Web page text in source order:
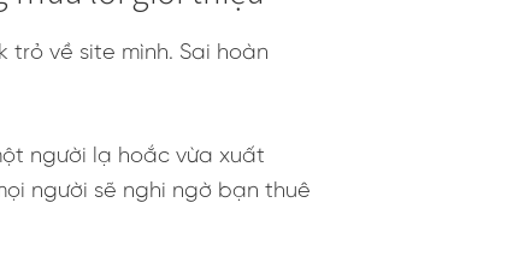
về site mình. Sai hoàn
người lạ hoắc vừa xuất
người sẽ nghi ngờ bạn thuê